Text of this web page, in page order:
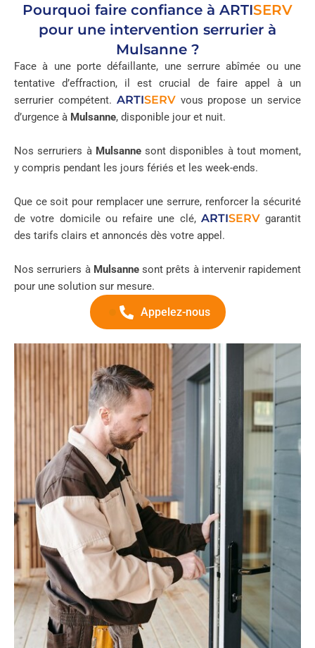
Pourquoi faire confiance à ARTISERV
pour une intervention serrurier à
Mulsanne ?
Face à une porte défaillante, une serrure abîmée ou une
tentative d’effraction, il est crucial de faire appel à un
serrurier compétent. ARTISERVvous propose un service
d’urgence à Mulsanne, disponible jour et nuit.
Nos serruriers à Mulsannesont disponibles à tout moment,
y compris pendant les jours fériés et les week-ends.
Que ce soit pour remplacer une serrure, renforcer la sécurité
de votre domicile ou refaire une clé, ARTISERVgarantit
des tarifs clairs et annoncés dès votre appel.
Nos serruriers à Mulsannesont prêts à intervenir rapidement
pour une solution sur mesure.
Appelez-nous